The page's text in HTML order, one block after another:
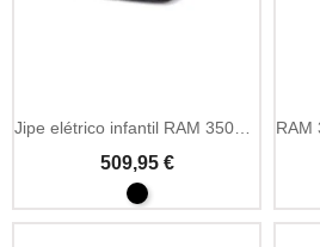
509,95 €